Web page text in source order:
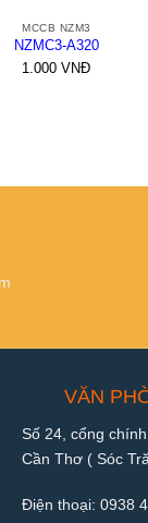
MCCB NZM3
NZMC3-A320
1.000 VNĐ
VĂN
Số 24, cổng
Cần Thơ ( Sóc
Điện thoại: 0938